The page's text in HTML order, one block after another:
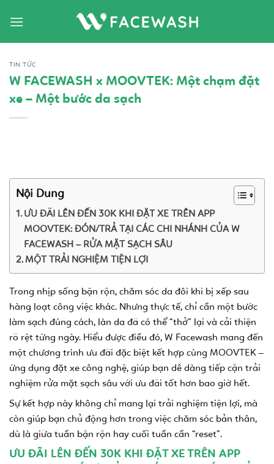
qua
TIN TỨC
W FACEWASH x MOOVTEK: Một chạm đặt
xe – Một bước da sạch
Nội Dung
ƯU ĐÃI LÊN ĐẾN 30K KHI ĐẶT XE TRÊN APP
MOOVTEK: ĐÓN/TRẢ TẠI CÁC CHI NHÁNH CỦA W
FACEWASH – RỬA MẶT SẠCH SÂU
MỘT TRẢI NGHIỆM TIỆN LỢI
Trong nhịp sống bận rộn, chăm sóc da đôi khi bị xếp sau
hàng loạt công việc khác. Nhưng thực tế, chỉ cần một bước
làm sạch đúng cách, làn da đã có thể “thở” lại và cải thiện
rõ rệt từng ngày. Hiểu được điều đó, W Facewash mang đến
một chương trình ưu đãi đặc biệt kết hợp cùng MOOVTEK –
ứng dụng đặt xe công nghệ, giúp bạn dễ dàng tiếp cận trải
nghiệm rửa mặt sạch sâu với ưu đãi tốt hơn bao giờ hết.
Sự kết hợp này không chỉ mang lại trải nghiệm tiện lợi, mà
còn giúp bạn chủ động hơn trong việc chăm sóc bản thân,
dù là giữa tuần bận rộn hay cuối tuần cần “reset”.
ƯU ĐÃI LÊN ĐẾN 30K KHI ĐẶT XE TRÊN APP